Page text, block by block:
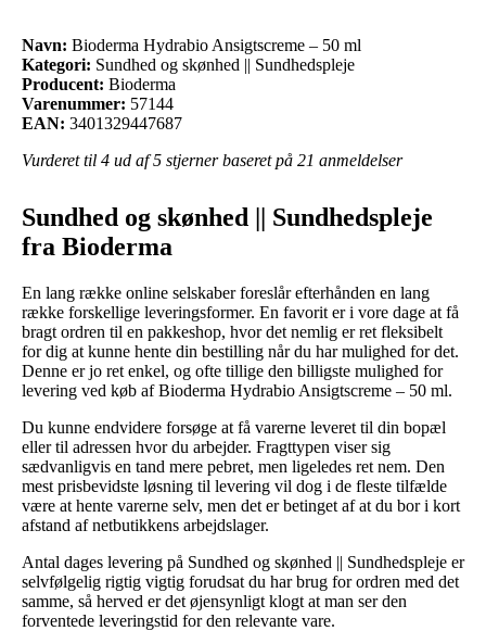
Navn: Bioderma Hydrabio Ansigtscreme – 50 ml
Kategori: Sundhed og skønhed || Sundhedspleje
Producent: Bioderma
Varenummer: 57144
EAN: 3401329447687
Vurderet til 4 ud af 5 stjerner baseret på 21 anmeldelser
Sundhed og skønhed || Sundhedspleje
fra Bioderma
En lang række online selskaber foreslår efterhånden en lang
række forskellige leveringsformer. En favorit er i vore dage at få
bragt ordren til en pakkeshop, hvor det nemlig er ret fleksibelt
for dig at kunne hente din bestilling når du har mulighed for det.
Denne er jo ret enkel, og ofte tillige den billigste mulighed for
levering ved køb af Bioderma Hydrabio Ansigtscreme – 50 ml.
Du kunne endvidere forsøge at få varerne leveret til din bopæl
eller til adressen hvor du arbejder. Fragttypen viser sig
sædvanligvis en tand mere pebret, men ligeledes ret nem. Den
mest prisbevidste løsning til levering vil dog i de fleste tilfælde
være at hente varerne selv, men det er betinget af at du bor i kort
afstand af netbutikkens arbejdslager.
Antal dages levering på Sundhed og skønhed || Sundhedspleje er
selvfølgelig rigtig vigtig forudsat du har brug for ordren med det
samme, så herved er det øjensynligt klogt at man ser den
forventede leveringstid for den relevante vare.